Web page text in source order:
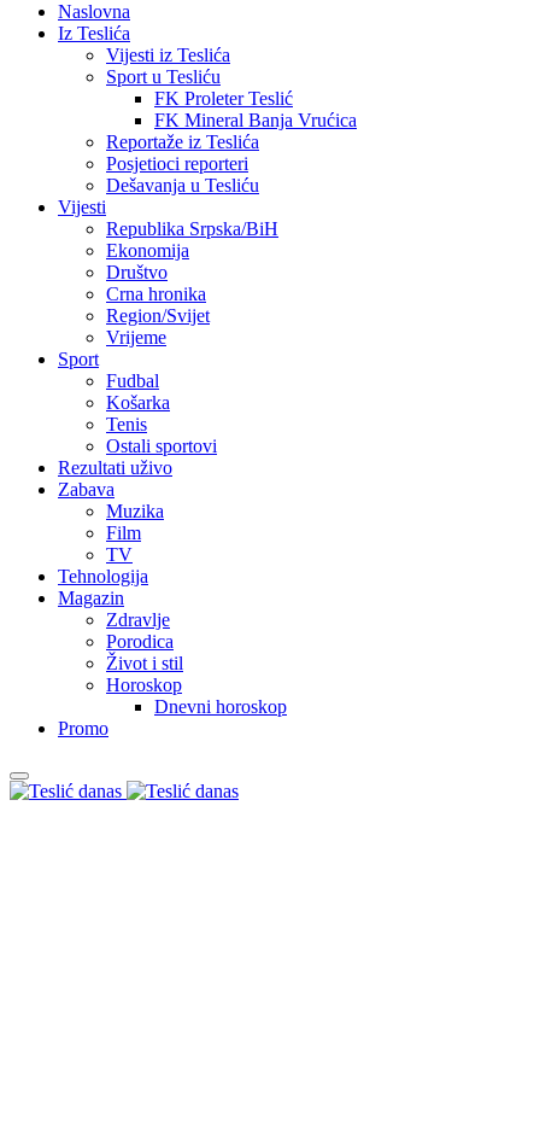
Naslovna
Iz Teslića
Vijesti iz Teslića
Sport u Tesliću
FK Proleter Teslić
FK Mineral Banja Vrućica
Reportaže iz Teslića
Posjetioci reporteri
Dešavanja u Tesliću
Vijesti
Republika Srpska/BiH
Ekonomija
Društvo
Crna hronika
Region/Svijet
Vrijeme
Sport
Fudbal
Košarka
Tenis
Ostali sportovi
Rezultati uživo
Zabava
Muzika
Film
TV
Tehnologija
Magazin
Zdravlje
Porodica
Život i stil
Horoskop
Dnevni horoskop
Promo